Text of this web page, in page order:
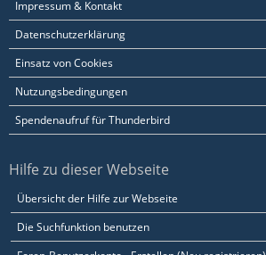
Impressum & Kontakt
Datenschutzerklärung
Einsatz von Cookies
Nutzungsbedingungen
Spendenaufruf für Thunderbird
Hilfe zu dieser Webseite
Übersicht der Hilfe zur Webseite
Die Suchfunktion benutzen